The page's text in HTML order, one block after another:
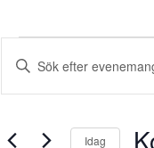
Search
and
Ange
efter
Idag